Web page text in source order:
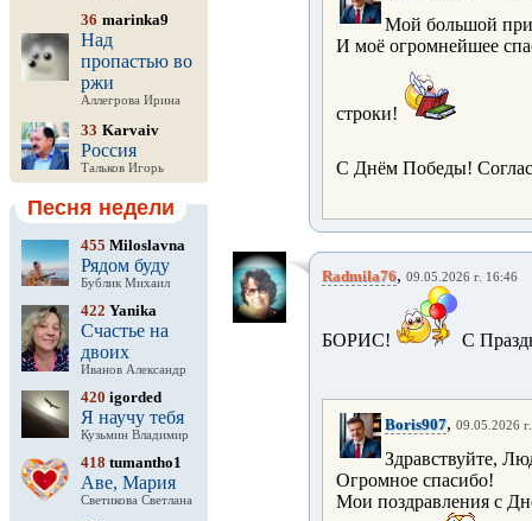
36 marinka9
Над
пропастью во
ржи
Аллегрова Ирина
33 Karvaiv
Россия
Тальков Игорь
Песня недели
455 Miloslavna
Рядом буду
Бублик Михаил
422 Yanika
Счастье на
двоих
Иванов Александр
420 igorded
Я научу тебя
Кузьмин Владимир
418 tumantho1
Аве, Мария
Светикова Светлана
Мой большой
И моё огромнейшее
строки!
С Днём Победы!
Radmila76, 09.05.2026 г. 16:46
БОРИС! С
Boris907, 09.05.2026
Здравствуйте,
Огромное спасибо!
Мои поздравления с